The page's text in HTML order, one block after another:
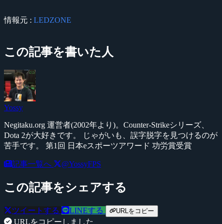
情報元 : LEDZONE
この記事を書いた人
Yossy
Negitaku.org 運営者(2002年より)。Counter-Strikeシリーズ、
Dota 2が大好きです。 じゃがいも、誤字脱字を見つけるのが
苦手です。 第1回 日本eスポーツアワード 功労賞受賞
記事一覧へ @YossyFPS
この記事をシェアする
ツイートする LINEする URLをコピー
URLをコピーしました